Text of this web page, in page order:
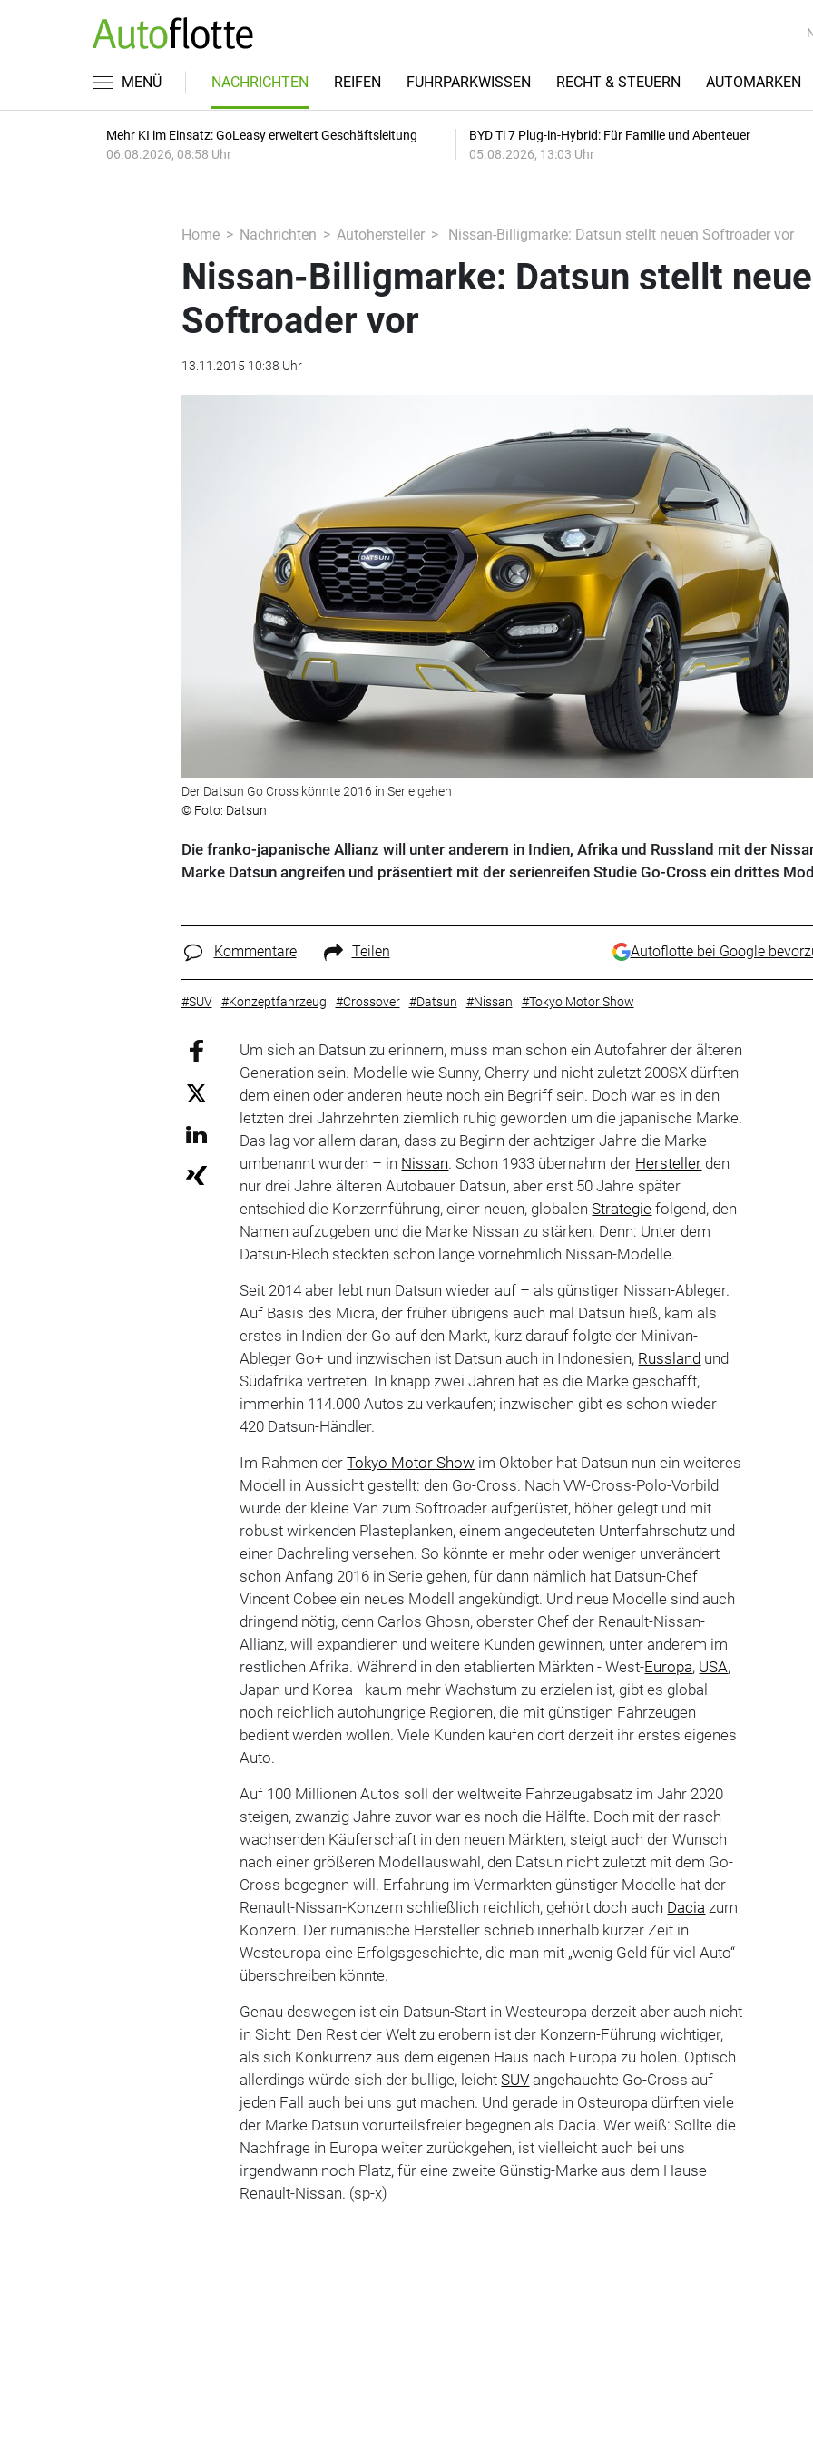
MENÜ NACHRICHTEN REIFEN FUHRPARKWISSEN RECHT & STEUERN AUTOMARKEN
Mehr KI im Einsatz: GoLeasy erweitert Geschäftsleitung
06.08.2026, 08:58 Uhr
BYD Ti 7 Plug-in-Hybrid: Für Familie und Abenteuer
05.08.2026, 13:03 Uhr
Home Nachrichten Autohersteller Nissan-Billigmarke: Datsun stellt neuen Softroader vor
Nissan-Billigmarke: Datsun stellt
Softroader vor
13.11.2015 10:38 Uhr
Der Datsun Go Cross könnte 2016 in Serie gehen
© Foto: Datsun
Die franko-japanische Allianz will unter anderem in Indien, Afrika und Russland mit der
Marke Datsun angreifen und präsentiert mit der serienreifen Studie Go-Cross ein drittes
Kommentare Teilen Autoflotte bei Google
#SUV #Konzeptfahrzeug #Crossover #Datsun #Nissan #Tokyo Motor Show
Um sich an Datsun zu erinnern, muss man schon ein Autofahrer der älteren
Generation sein. Modelle wie Sunny, Cherry und nicht zuletzt 200SX dürften
dem einen oder anderen heute noch ein Begriff sein. Doch war es in den
letzten drei Jahrzehnten ziemlich ruhig geworden um die japanische Marke.
Das lag vor allem daran, dass zu Beginn der achtziger Jahre die Marke
umbenannt wurden – in Nissan. Schon 1933 übernahm der Hersteller den
nur drei Jahre älteren Autobauer Datsun, aber erst 50 Jahre später
entschied die Konzernführung, einer neuen, globalenStrategie folgend, den
Namen aufzugeben und die Marke Nissan zu stärken. Denn: Unter dem
Datsun-Blech steckten schon lange vornehmlich Nissan-Modelle.
Seit 2014 aber lebt nun Datsun wieder auf – als günstiger Nissan-Ableger.
Auf Basis des Micra, der früher übrigens auch mal Datsun hieß, kam als
erstes in Indien der Go auf den Markt, kurz darauf folgte der Minivan-
Ableger Go+ und inzwischen ist Datsun auch in Indonesien, Russland und
Südafrika vertreten. In knapp zwei Jahren hat es die Marke geschafft,
immerhin 114.000 Autos zu verkaufen; inzwischen gibt es schon wieder
420 Datsun-Händler.
Im Rahmen derTokyo Motor Show im Oktober hat Datsun nun ein weiteres
Modell in Aussicht gestellt: den Go-Cross. Nach VW-Cross-Polo-Vorbild
wurde der kleine Van zum Softroader aufgerüstet, höher gelegt und mit
robust wirkenden Plasteplanken, einem angedeuteten Unterfahrschutz und
einer Dachreling versehen. So könnte er mehr oder weniger unverändert
schon Anfang 2016 in Serie gehen, für dann nämlich hat Datsun-Chef
Vincent Cobee ein neues Modell angekündigt. Und neue Modelle sind auch
dringend nötig, denn Carlos Ghosn, oberster Chef der Renault-Nissan-
Allianz, will expandieren und weitere Kunden gewinnen, unter anderem im
restlichen Afrika. Während in den etablierten Märkten - West-Europa, USA,
Japan und Korea - kaum mehr Wachstum zu erzielen ist, gibt es global
noch reichlich autohungrige Regionen, die mit günstigen Fahrzeugen
bedient werden wollen. Viele Kunden kaufen dort derzeit ihr erstes eigenes
Auto.
Auf 100 Millionen Autos soll der weltweite Fahrzeugabsatz im Jahr 2020
steigen, zwanzig Jahre zuvor war es noch die Hälfte. Doch mit der rasch
wachsenden Käuferschaft in den neuen Märkten, steigt auch der Wunsch
nach einer größeren Modellauswahl, den Datsun nicht zuletzt mit dem Go-
Cross begegnen will. Erfahrung im Vermarkten günstiger Modelle hat der
Renault-Nissan-Konzern schließlich reichlich, gehört doch auch Dacia zum
Konzern. Der rumänische Hersteller schrieb innerhalb kurzer Zeit in
Westeuropa eine Erfolgsgeschichte, die man mit „wenig Geld für viel Auto“
überschreiben könnte.
Genau deswegen ist ein Datsun-Start in Westeuropa derzeit aber auch nicht
in Sicht: Den Rest der Welt zu erobern ist der Konzern-Führung wichtiger,
als sich Konkurrenz aus dem eigenen Haus nach Europa zu holen. Optisch
allerdings würde sich der bullige, leichtSUV angehauchte Go-Cross auf
jeden Fall auch bei uns gut machen. Und gerade in Osteuropa dürften viele
der Marke Datsun vorurteilsfreier begegnen als Dacia. Wer weiß: Sollte die
Nachfrage in Europa weiter zurückgehen, ist vielleicht auch bei uns
irgendwann noch Platz, für eine zweite Günstig-Marke aus dem Hause
Renault-Nissan. (sp-x)